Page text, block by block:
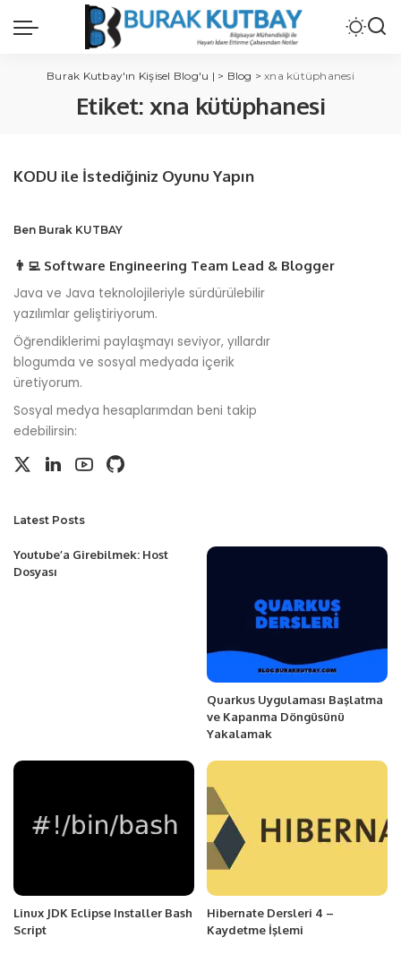
Burak Kutbay'ın Kişisel Blog'u | > Blog >xna kütüphanesi
Etiket: xna kütüphanesi
KODU ile İstediğiniz Oyunu Yapın
Ben Burak KUTBAY
👨‍💻 Software Engineering Team Lead & Blogger
Java ve Java teknolojileriyle sürdürülebilir
yazılımlar geliştiriyorum.
Öğrendiklerimi paylaşmayı seviyor, yıllardır
blogumda ve sosyal medyada içerik
üretiyorum.
Sosyal medya hesaplarımdan beni takip
edebilirsin:
Latest Posts
Youtube’a Girebilmek: Host
Dosyası
Quarkus Uygulaması Başlatma
ve Kapanma Döngüsünü
Yakalamak
Linux JDK Eclipse Installer Bash
Script
Hibernate Dersleri 4 –
Kaydetme İşlemi